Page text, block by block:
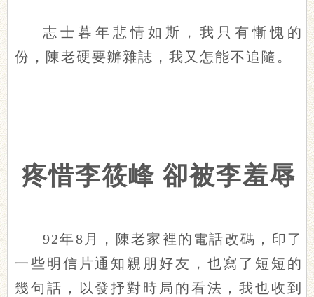
志士暮年悲情如斯，我只有慚愧的
份，陳老硬要辦雜誌，我又怎能不追隨。
疼惜李筱峰 卻被李羞辱
92年8月，陳老家裡的電話改碼，印了
一些明信片通知親朋好友，也寫了短短的
幾句話，以發抒對時局的看法，我也收到